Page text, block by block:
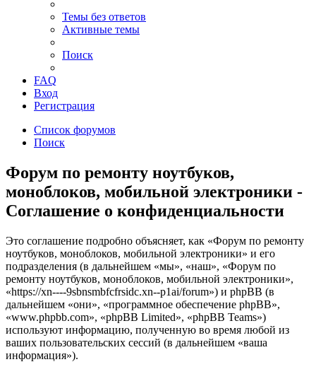
Темы без ответов
Активные темы
Поиск
FAQ
Вход
Регистрация
Список форумов
Поиск
Форум по ремонту ноутбуков,
моноблоков, мобильной электроники -
Соглашение о конфиденциальности
Это соглашение подробно объясняет, как «Форум по ремонту
ноутбуков, моноблоков, мобильной электроники» и его
подразделения (в дальнейшем «мы», «наш», «Форум по
ремонту ноутбуков, моноблоков, мобильной электроники»,
«https://xn----9sbnsmbfcfrsidc.xn--p1ai/forum») и phpBB (в
дальнейшем «они», «программное обеспечение phpBB»,
«www.phpbb.com», «phpBB Limited», «phpBB Teams»)
используют информацию, полученную во время любой из
ваших пользовательских сессий (в дальнейшем «ваша
информация»).